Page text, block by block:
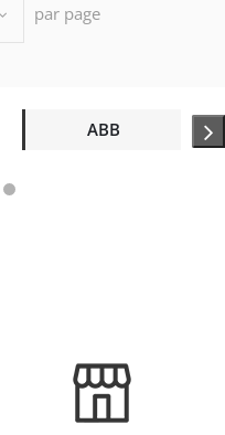
par page
ABB